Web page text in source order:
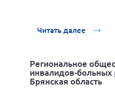
Читать далее
Региональное
инвалидов-
Брянская область